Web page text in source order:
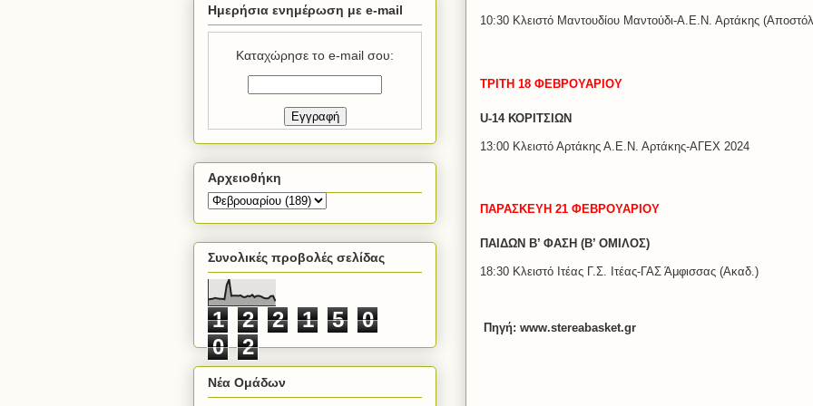
10:30 Κλειστό Μαντουδίου Μαντούδι-Α.Ε.Ν. Αρτάκης
ΤΡΙΤΗ 18 ΦΕΒΡΟΥΑΡΙΟΥ
U-14 ΚΟΡΙΤΣΙΩΝ
13:00 Κλειστό Αρτάκης Α.Ε.Ν. Αρτάκης-ΑΓΕΧ 2024
ΠΑΡΑΣΚΕΥΗ 21 ΦΕΒΡΟΥΑΡΙΟΥ
ΠΑΙΔΩΝ Β’ ΦΑΣΗ (Β’ ΟΜΙΛΟΣ)
18:30 Κλειστό Ιτέας Γ.Σ. Ιτέας-ΓΑΣ Άμφισσας (Ακαδ.)
Πηγή: www.stereabasket.gr
Ημερήσια ενημέρωση με e-mail
Καταχώρησε το e-mail σου:
Αρχειοθήκη
Συνολικές προβολές σελίδας
1 2 2 1 5
0
0
2
Νέα Ομάδων